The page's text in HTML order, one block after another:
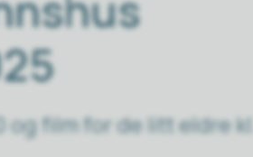
og film for de litt eldre kl.